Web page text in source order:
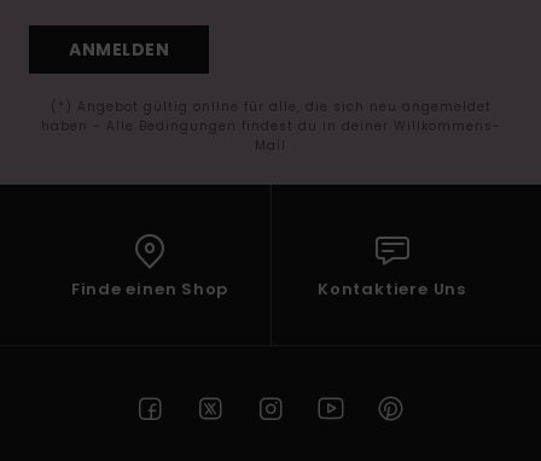
ANMELDEN
(*) Angebot gültig online für alle, die sich neu angemeldet
haben - Alle Bedingungen findest du in deiner Willkommens-
Mail
Finde einen Shop Kontaktiere Uns